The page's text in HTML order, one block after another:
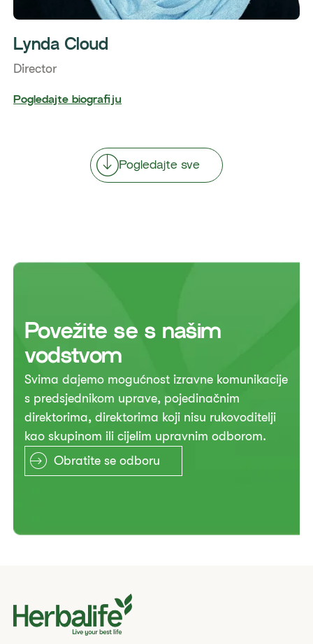
Lynda Cloud
Director
Pogledajte biografiju
Pogledajte sve
​Povežite se s našim
vodstvom
​Svima dajemo mogućnost izravne komunikacije
s predsjednikom uprave, pojedinačnim
direktorima, direktorima koji nisu rukovoditelji
kao skupinom ili cijelim upravnim odborom.
Obratite se odboru